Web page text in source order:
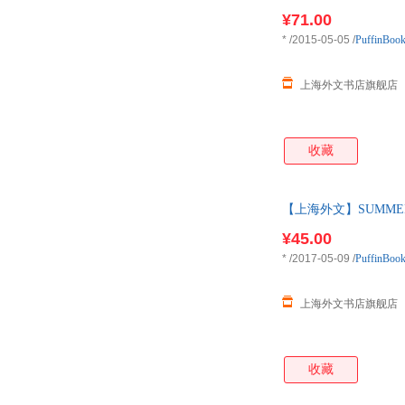
¥71.00
上海外文书店旗舰店
* /2015-05-05 /
收藏
【上海外文】
¥45.00
上海外文书店旗舰店
* /2017-05-09 /
收藏